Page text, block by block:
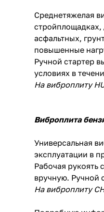
Среднетяжелая
стройплощадках,
асфальтных,
повышенные
Ручной стартер
условиях в
На виброплиту
Виброплита
Универсальная
эксплуатации в
Рабочая рукоять
вручную. Ручной
На виброплиту